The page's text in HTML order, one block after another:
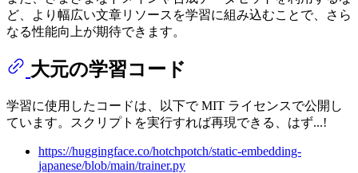
ど、より幅広い文章リソースを学習に組み込むことで、さら
なる性能向上が期待できます。
大元の学習コード
学習に使用したコードは、以下で MIT ライセンスで公開し
ています。スクリプトを実行すれば再現できる、はず...!
https://huggingface.co/hotchpotch/static-embedding-
japanese/blob/main/trainer.py